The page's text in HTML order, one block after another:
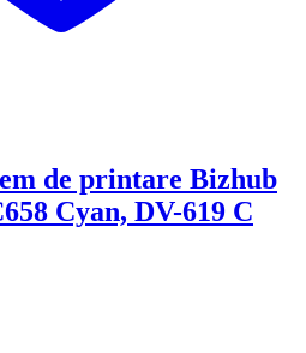
de printare Bizhub
Cyan, DV-619 C